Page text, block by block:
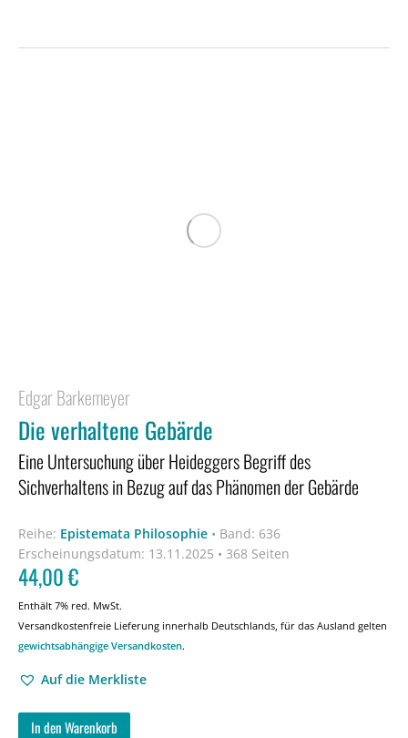
Edgar Barkemeyer
Die verhaltene Gebärde
Eine Untersuchung über Heideggers Begriff des
Sichverhaltens in Bezug auf das Phänomen der Gebärde
Reihe: Epistemata Philosophie • Band: 636
Erscheinungsdatum: 13.11.2025 • 368 Seiten
44,00€
Enthält 7% red. MwSt.
Versandkostenfreie Lieferung innerhalb Deutschlands, für das Ausland gelten
gewichtsabhängige Versandkosten.
Auf die Merkliste
In den Warenkorb